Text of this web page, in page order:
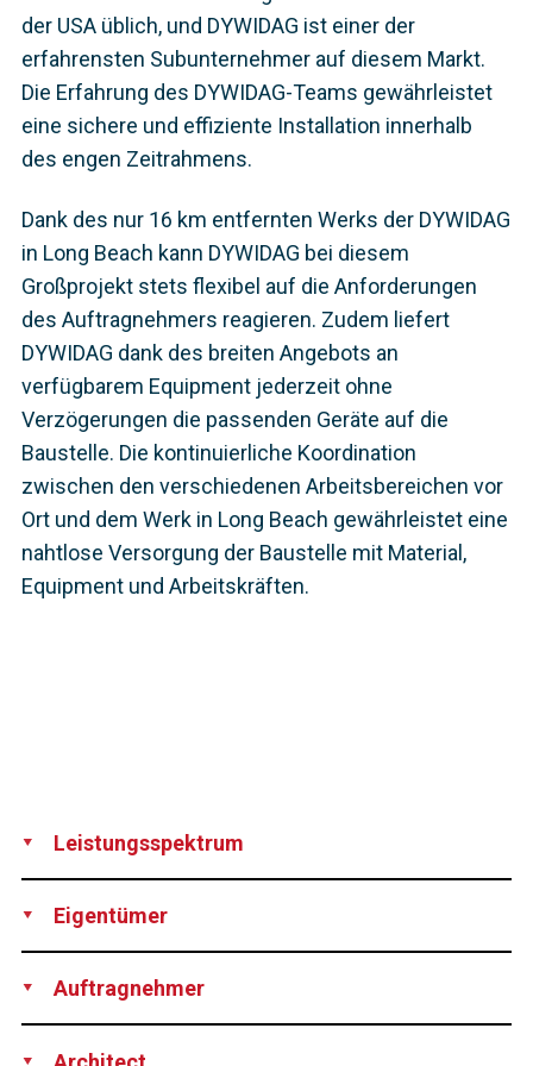
der USA üblich, und DYWIDAG ist einer der
erfahrensten Subunternehmer auf diesem Markt.
Die Erfahrung des DYWIDAG-Teams gewährleistet
eine sichere und effiziente Installation innerhalb
des engen Zeitrahmens.
Dank des nur 16 km entfernten Werks der DYWIDAG
in Long Beach kann DYWIDAG bei diesem
Großprojekt stets flexibel auf die Anforderungen
des Auftragnehmers reagieren. Zudem liefert
DYWIDAG dank des breiten Angebots an
verfügbarem Equipment jederzeit ohne
Verzögerungen die passenden Geräte auf die
Baustelle. Die kontinuierliche Koordination
zwischen den verschiedenen Arbeitsbereichen vor
Ort und dem Werk in Long Beach gewährleistet eine
nahtlose Versorgung der Baustelle mit Material,
Equipment und Arbeitskräften.
Leistungsspektrum
Eigentümer
Transportation (Caltrans), both USA
Auftragnehmer